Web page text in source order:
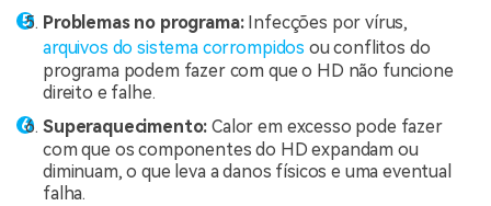
Problemas no programa:Infecções por vírus,
arquivos do sistema corrompidos ou conflitos do
programa podem fazer com que o HD não funcione
direito e falhe.
Superaquecimento: Calor em excesso pode fazer
com que os componentes do HD expandam ou
diminuam, o que leva a danos físicos e uma eventual
falha.